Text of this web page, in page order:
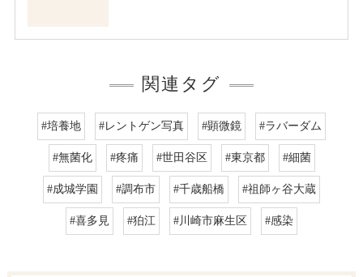
関連タグ
#培養地 #レントゲン写真 #顕微鏡 #ラバーダム
#無菌化 #疼痛 #世田谷区 #東京都 #細菌
#成城学園 #調布市 #千歳船橋 #祖師ヶ谷大蔵
#喜多見 #狛江 #川崎市麻生区 #感染